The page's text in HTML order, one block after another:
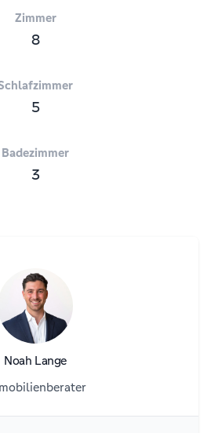
Zimmer
8
5
Badezimmer
3
Noah Lange